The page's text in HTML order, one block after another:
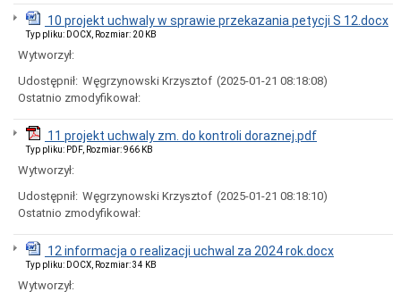
Надання
номера
PESEL
для
біженців
України
obwieszczenia
2026
Ogłoszenia
obwieszczenia
w
2025
roku
10 projekt uchwaly w sprawie przekazania petycji S 12.docx
Typ pliku: DOCX, Rozmiar: 20 KB
Wytworzył:
Udostępnił: Węgrzynowski Krzysztof (2025-01-21 08:18:08)
Ostatnio zmodyfikował:
11 projekt uchwaly zm. do kontroli doraznej.pdf
Typ pliku: PDF, Rozmiar: 966 KB
Wytworzył:
Udostępnił: Węgrzynowski Krzysztof (2025-01-21 08:18:10)
Ostatnio zmodyfikował:
12 informacja o realizacji uchwal za 2024 rok.docx
Typ pliku: DOCX, Rozmiar: 34 KB
Wytworzył: